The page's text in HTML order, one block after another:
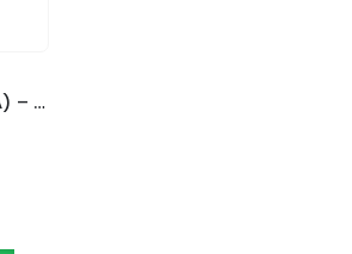
Tóner HP CF210A Negro (131A) – 1,600 páginas